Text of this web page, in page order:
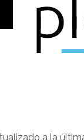
a la